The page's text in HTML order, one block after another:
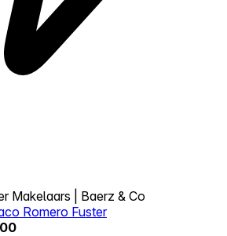
Makelaars | Baerz & Co
Romero Fuster